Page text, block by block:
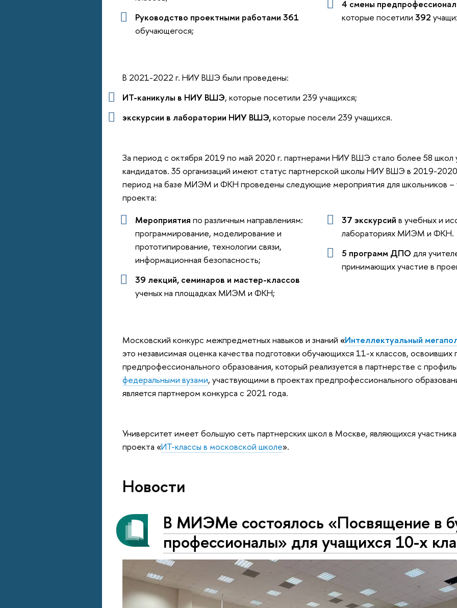
Руководство проектными работами 361
обучающегося;
4 смены
которые посетили 392
В 2021-2022 г. НИУ ВШЭ были проведены:
ИТ-каникулы в НИУ ВШЭ, которые посетили 239 учащихся;
экскурсии в лаборатории НИУ ВШЭ,которые посели 239 учащихся.
За период с октября 2019 по май 2020 г. партнерами НИУ ВШЭ стало более 58 школ
кандидатов. 35 организаций имеют статус партнерской школы НИУ ВШЭ в 2019-2020
период на базе МИЭМ и ФКН проведены следующие мероприятия для школьников –
проекта:
Мероприятия по различным направлениям:
программирование, моделирование и
прототипирование, технологии связи,
информационная безопасность;
39 лекций, семинаров и мастер-классов
ученых на площадках МИЭМ и ФКН;
37 экскурсий в учебных и
лабораториях МИЭМ и ФКН.
5 программ ДПО для
принимающих участие в
Московский конкурс межпредметных навыков и знаний «Интеллектуальный
это независимая оценка качества подготовки обучающихся 11-х классов, освоивших
предпрофессионального образования, который реализуется в партнерстве с
федеральными вузами, участвующими в проектах предпрофессионального
является партнером конкурса с 2021 года.
Университет имеет большую сеть партнерских школ в Москве, являющихся
проекта «ИТ-классы в московской школе».
Новости
В МИЭМе состоялось «Посвящение в
профессионалы» для учащихся 10-х